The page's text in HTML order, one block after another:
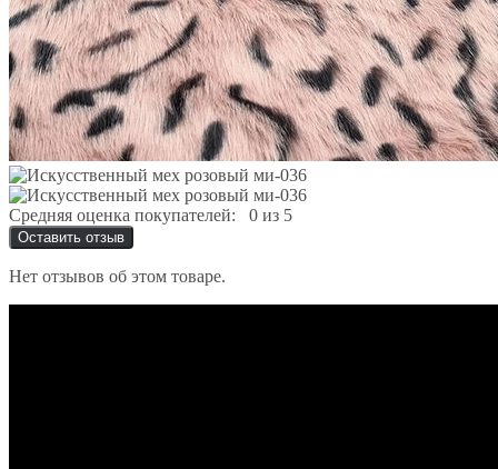
Средняя оценка покупателей: 0 из 5
Оставить отзыв
Нет отзывов об этом товаре.